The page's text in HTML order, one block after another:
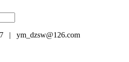
| ym_dzsw@126.com